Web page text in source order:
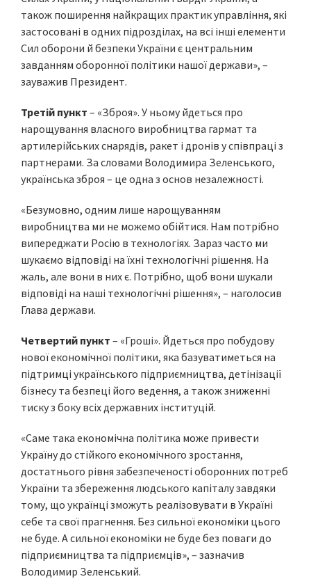
також поширення найкращих практик управління, які
застосовані в одних підрозділах, на всі інші елементи
Сил оборони й безпеки України є центральним
завданням оборонної політики нашої держави», –
зауважив Президент.
Третій пункт – «Зброя». У ньому йдеться про
нарощування власного виробництва гармат та
артилерійських снарядів, ракет і дронів у співпраці з
партнерами. За словами Володимира Зеленського,
українська зброя – це одна з основ незалежності.
«Безумовно, одним лише нарощуванням
виробництва ми не можемо обійтися. Нам потрібно
випереджати Росію в технологіях. Зараз часто ми
шукаємо відповіді на їхні технологічні рішення. На
жаль, але вони в них є. Потрібно, щоб вони шукали
відповіді на наші технологічні рішення», – наголосив
Глава держави.
Четвертий пункт – «Гроші». Йдеться про побудову
нової економічної політики, яка базуватиметься на
підтримці українського підприємництва, детінізації
бізнесу та безпеці його ведення, а також зниженні
тиску з боку всіх державних інституцій.
«Саме така економічна політика може привести
Україну до стійкого економічного зростання,
достатнього рівня забезпеченості оборонних потреб
України та збереження людського капіталу завдяки
тому, що українці зможуть реалізовувати в Україні
себе та свої прагнення. Без сильної економіки цього
не буде. А сильної економіки не буде без поваги до
підприємництва та підприємців», – зазначив
Володимир Зеленський.